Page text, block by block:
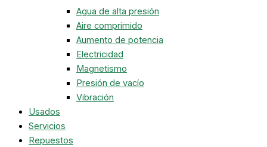
Agua de alta presión
Aire comprimido
Aumento de potencia
Electricidad
Magnetismo
Presión de vacío
Vibración
Usados
Servicios
Repuestos